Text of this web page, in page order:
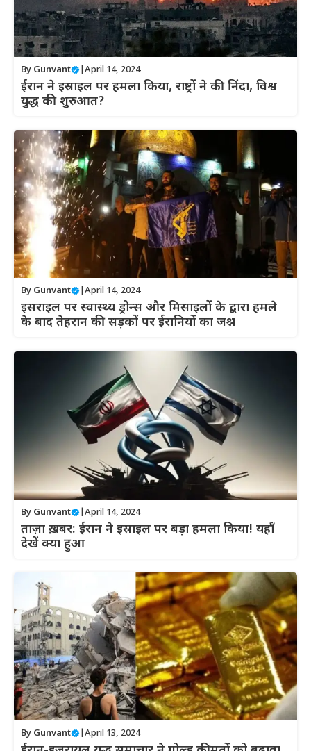
By Gunvant April 14, 2024
ईरान ने इस्राइल पर हमला किया, राष्ट्रों ने की निंदा, विश्व
युद्ध की शुरुआत?
By Gunvant April 14, 2024
इसराइल पर स्वास्थ्य ड्रोन्स और मिसाइलों के द्वारा हमले
के बाद तेहरान की सड़कों पर ईरानियों का जश्न
By Gunvant April 14, 2024
ताज़ा ख़बर: ईरान ने इस्राइल पर बड़ा हमला किया! यहाँ
देखें क्या हुआ
By Gunvant April 13, 2024